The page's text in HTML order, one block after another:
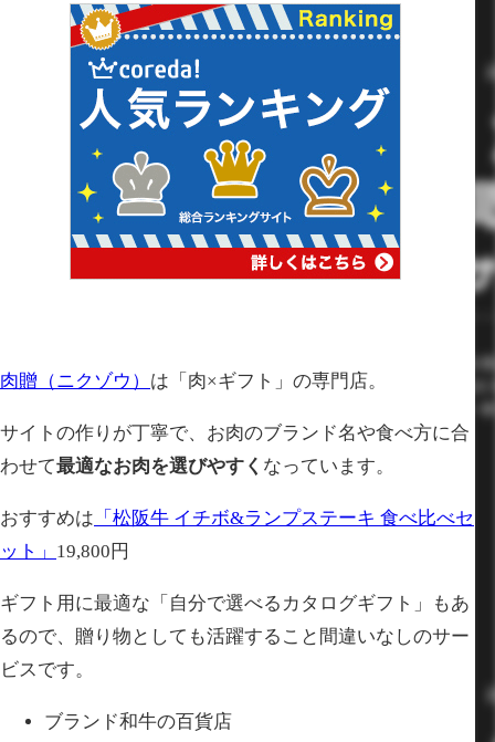
肉贈（ニクゾウ） は「肉×ギフト」の専門店。
サイトの作りが丁寧で、お肉のブランド名や食べ方に合
わせて最適なお肉を選びやすく なっています。
おすすめは 「松阪牛 イチボ&ランプステーキ 食べ比べセ
ット」 19,800円
ギフト用に最適な「自分で選べるカタログギフト」もあ
るので、贈り物としても活躍すること間違いなしのサー
ビスです。
ブランド和牛の百貨店